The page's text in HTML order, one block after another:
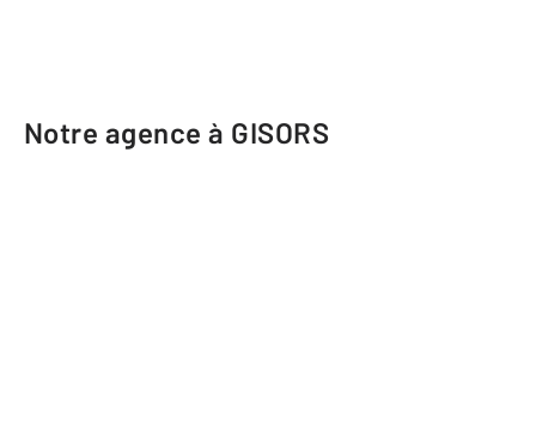
Notre agence à GISORS